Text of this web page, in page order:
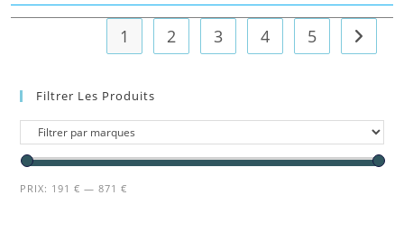
1 2 3 4 5
Filtrer Les Produits
PRIX: 191 € —871 €